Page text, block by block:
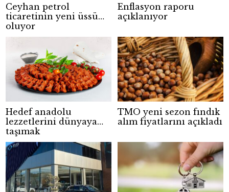
Ceyhan petrol
ticaretinin yeni üssü
oluyor
Enflasyon raporu
açıklanıyor
Hedef anadolu
lezzetlerini dünyaya
taşımak
TMO yeni sezon fındık
alım fiyatlarını açıkladı